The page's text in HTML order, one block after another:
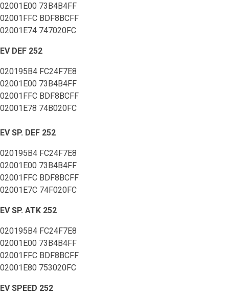
02001E00 73B4B4FF
02001FFC BDF8BCFF
02001E74 747020FC
EV DEF 252
020195B4 FC24F7E8
02001E00 73B4B4FF
02001FFC BDF8BCFF
02001E78 74B020FC
EV SP. DEF 252
020195B4 FC24F7E8
02001E00 73B4B4FF
02001FFC BDF8BCFF
02001E7C 74F020FC
EV SP. ATK 252
020195B4 FC24F7E8
02001E00 73B4B4FF
02001FFC BDF8BCFF
02001E80 753020FC
EV SPEED 252